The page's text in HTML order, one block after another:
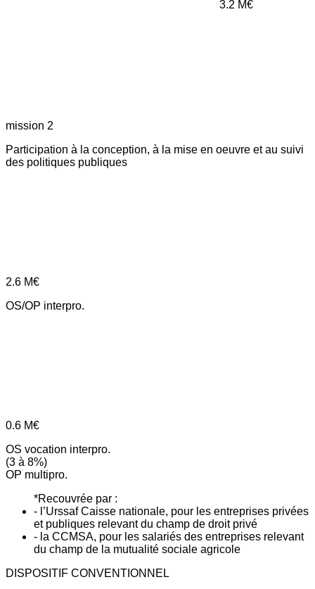
3.2 M€
mission 2
Participation à la conception, à la mise en oeuvre et au suivi
des politiques publiques
2.6 M€
OS/OP interpro.
0.6 M€
OS vocation interpro.
(3 à 8%)
OP multipro.
*Recouvrée par :
- l’Urssaf Caisse nationale, pour les entreprises privées
et publiques relevant du champ de droit privé
- la CCMSA, pour les salariés des entreprises relevant
du champ de la mutualité sociale agricole
DISPOSITIF CONVENTIONNEL